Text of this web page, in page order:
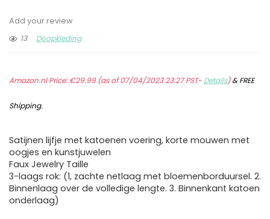
Add your review
13
Doopkleding
Amazon.nl Price:€29.99(as of 07/04/2023 23:27 PST- Details)&FREE
Shipping.
Satijnen lijfje met katoenen voering, korte mouwen met
oogjes en kunstjuwelen
Faux Jewelry Taille
3-laags rok: (1, zachte netlaag met bloemenborduursel. 2.
Binnenlaag over de volledige lengte. 3. Binnenkant katoen
onderlaag)